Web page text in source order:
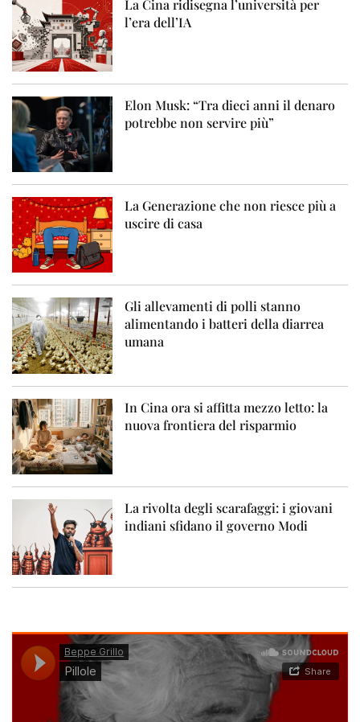
La Cina ridisegna l’università per
l’era dell’IA
Elon Musk: “Tra dieci anni il denaro
potrebbe non servire più”
La Generazione che non riesce più a
uscire di casa
Gli allevamenti di polli stanno
alimentando i batteri della diarrea
umana
In Cina ora si affitta mezzo letto: la
nuova frontiera del risparmio
La rivolta degli scarafaggi: i giovani
indiani sfidano il governo Modi